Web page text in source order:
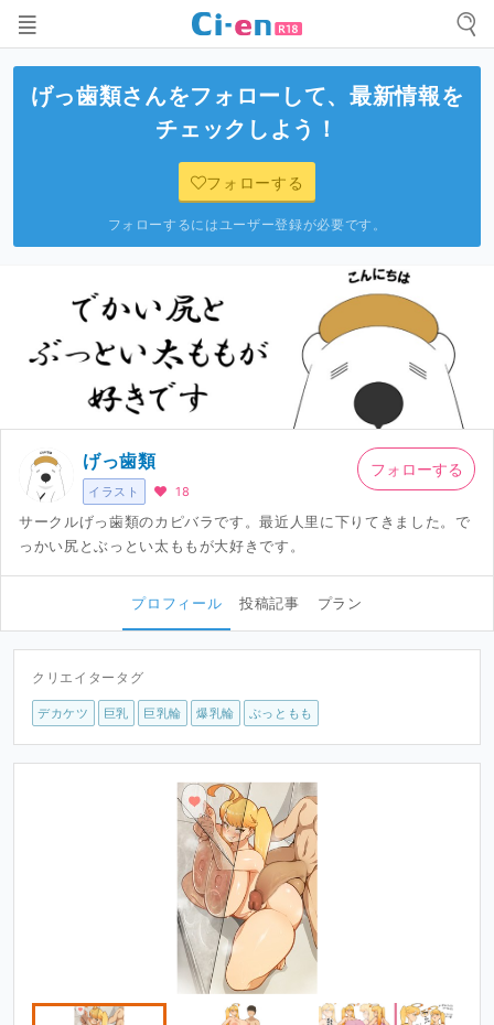
げっ歯類さんをフォローして、最新情報を
チェックしよう！
フォローする
フォローするにはユーザー登録が必要です。
イラスト
げっ歯類
18
サークルげっ歯類のカピバラです。最近人里に下りてきました。で
っかい尻とぶっとい太ももが大好きです。
フォローする
プロフィール 投稿記事 プラン
クリエイタータグ
デカケツ 巨乳 巨乳輪 爆乳輪 ぶっともも